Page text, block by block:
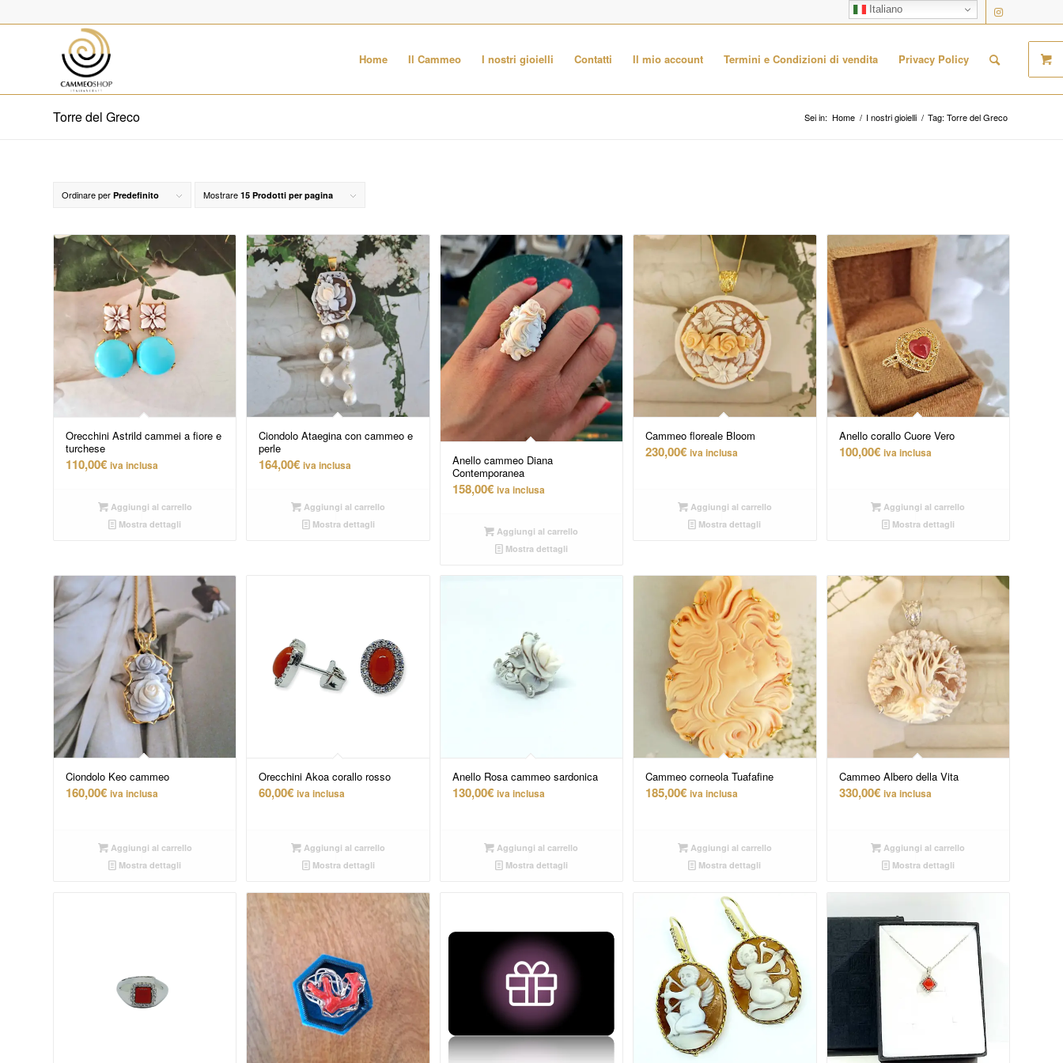
Home Il Cammeo I nostri gioielli Contatti Il mio account Termini e Condizioni di vendita Privacy Policy
Torre del Greco Sei in: Home / I nostri gioielli / Tag: Torre del Greco
Ordinare per Predefinito Mostrare 15 Prodotti per pagina
Orecchini Astrild cammei a fiore e
turchese
110,00€ iva inclusa
Aggiungi al carrello
Mostra dettagli
Ciondolo Ataegina con cammeo e
perle
164,00€ iva inclusa
Aggiungi al carrello
Mostra dettagli
Anello cammeo Diana
Contemporanea
158,00€ iva inclusa
Aggiungi al carrello
Mostra dettagli
Cammeo floreale Bloom
230,00€ iva inclusa
Aggiungi al carrello
Mostra dettagli
Anello corallo Cuore Vero
100,00€ iva inclusa
Aggiungi al carrello
Mostra dettagli
Ciondolo Keo cammeo
160,00€ iva inclusa
Aggiungi al carrello
Mostra dettagli
Orecchini Akoa corallo rosso
60,00€ iva inclusa
Aggiungi al carrello
Mostra dettagli
Anello Rosa cammeo sardonica
130,00€ iva inclusa
Aggiungi al carrello
Mostra dettagli
Cammeo corneola Tuafafine
185,00€ iva inclusa
Aggiungi al carrello
Mostra dettagli
Cammeo Albero della Vita
330,00€ iva inclusa
Aggiungi al carrello
Mostra dettagli
Italiano